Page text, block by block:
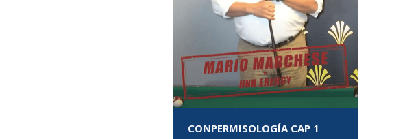
CONPERMISOLOGÍA CAP 1